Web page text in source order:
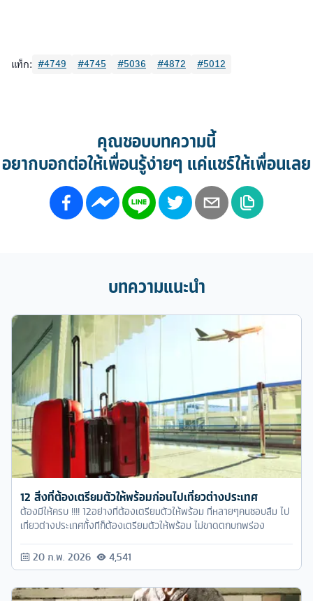
แท็ก: #4749 #4745 #5036 #4872 #5012
คุณชอบบทความนี้
อยากบอกต่อให้เพื่อนรู้ง่ายๆ แค่แชร์ให้เพื่อนเลย
บทความแนะนำ
12 สิ่งที่ต้องเตรียมตัวให้พร้อมก่อนไปเที่ยวต่างประเทศ
ต้องมีให้ครบ !!!! 12อย่างที่ต้องเตรียมตัวให้พร้อม ที่หลายๆคนชอบลืม ไป
เที่ยวต่างประเทศทั้งทีก็ต้องเตรียมตัวให้พร้อม ไม่ขาดตกบกพร่อง
20 ก.พ. 2026 4,541